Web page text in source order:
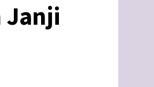
Janji